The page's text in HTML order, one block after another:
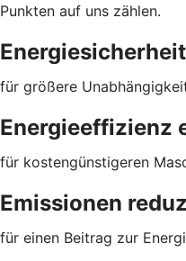
Punkten auf uns zählen.
für größere
Energieeffizienz
für kostengünstigeren
Emissionen
für einen Beitrag zur